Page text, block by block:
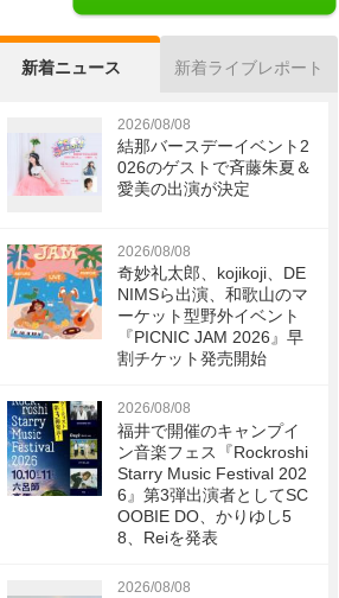
新着ニュース 新着ライブレポート
2026/08/08
結那バースデーイベント2
026のゲストで斉藤朱夏＆
愛美の出演が決定
2026/08/08
奇妙礼太郎、kojikoji、DE
NIMSら出演、和歌山のマ
ーケット型野外イベント
『PICNIC JAM 2026』早
割チケット発売開始
2026/08/08
福井で開催のキャンプイ
ン音楽フェス『Rockroshi
Starry Music Festival 202
6』第3弾出演者としてSC
OOBIE DO、かりゆし5
8、Reiを発表
2026/08/08